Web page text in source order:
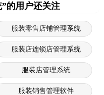
的用户还关注
服装零售店铺管理系统
服装店连锁店管理系统
服装店管理系统
服装销售管理软件